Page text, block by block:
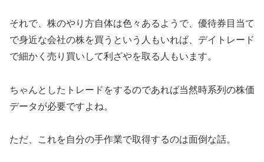
それで、株のやり方自体は色々あるようで、優待券目当て
で身近な会社の株を買うという人もいれば、デイトレード
で細かく売り買いして利ざやを取る人もいます。
ちゃんとしたトレードをするのであれば当然時系列の株価
データが必要ですよね。
ただ、これを自分の手作業で取得するのは面倒な話。